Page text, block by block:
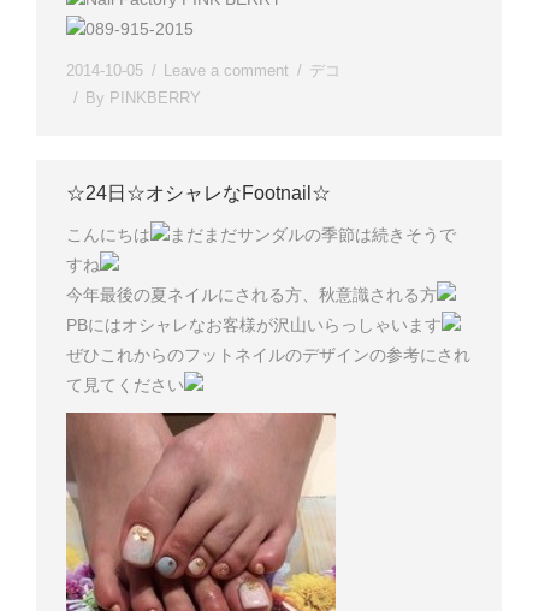
089-915-2015
2014-10-05 Leave a comment
デコ
By PINKBERRY
☆24日☆オシャレなFootnail☆
こんにちは
まだまだサンダルの季節は続きそうで
すね
今年最後の夏ネイルにされる方、秋意識される方
PBにはオシャレなお客様が沢山いらっしゃいます
ぜひこれからのフットネイルのデザインの参考にされ
て見てください